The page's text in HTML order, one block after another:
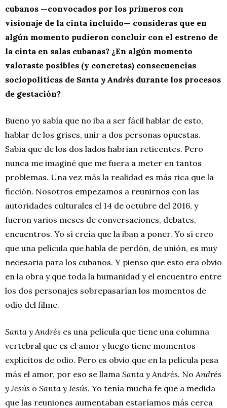
cubanos —convocados por los primeros con
visionaje de la cinta incluido— consideras que en
algún momento pudieron concluir con el estreno de
la cinta en salas cubanas? ¿En algún momento
valoraste posibles (y concretas) consecuencias
sociopolíticas de Santa y Andrés durante los procesos
de gestación?
Bueno yo sabía que no iba a ser fácil hablar de esto,
hablar de los grises, unir a dos personas opuestas.
Sabía que de los dos lados habrían reticentes. Pero
nunca me imaginé que me fuera a meter en tantos
problemas. Una vez más la realidad es más rica que la
ficción. Nosotros empezamos a reunirnos con las
autoridades culturales el 14 de octubre del 2016, y
fueron varios meses de conversaciones, debates,
encuentros. Yo sí creía que la iban a poner. Yo sí creo
que una película que habla de perdón, de unión, es muy
necesaria para los cubanos. Y pienso que esto era obvio
en la obra y que toda la humanidad y el encuentro entre
los dos personajes sobrepasarían los momentos de
odio del filme.
Santa y Andrés es una película que tiene una columna
vertebral que es el amor y luego tiene momentos
explícitos de odio. Pero es obvio que en la película pesa
más el amor, por eso se llama Santa y Andrés. No Andrés
y Jesús o Santa y Jesús. Yo tenía mucha fe que a medida
que las reuniones aumentaban estaríamos más cerca